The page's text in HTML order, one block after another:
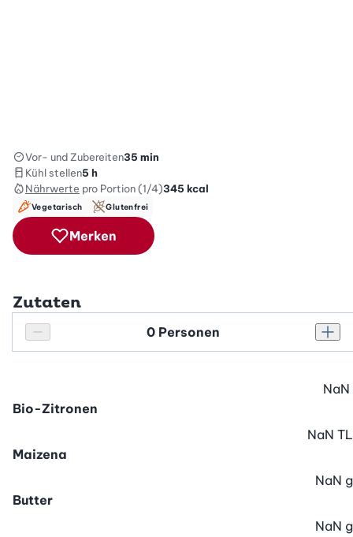
Vor- und Zubereiten35 min
Kühl stellen5 h
Nährwerte pro Portion (1/4)345 kcal
Vegetarisch Glutenfrei
Merken
Zutaten
Personenanzahl verringern
Personenanzahl
Bio-Zitronen
NaN
Maizena
NaN TL
Butter
NaN g
NaN g